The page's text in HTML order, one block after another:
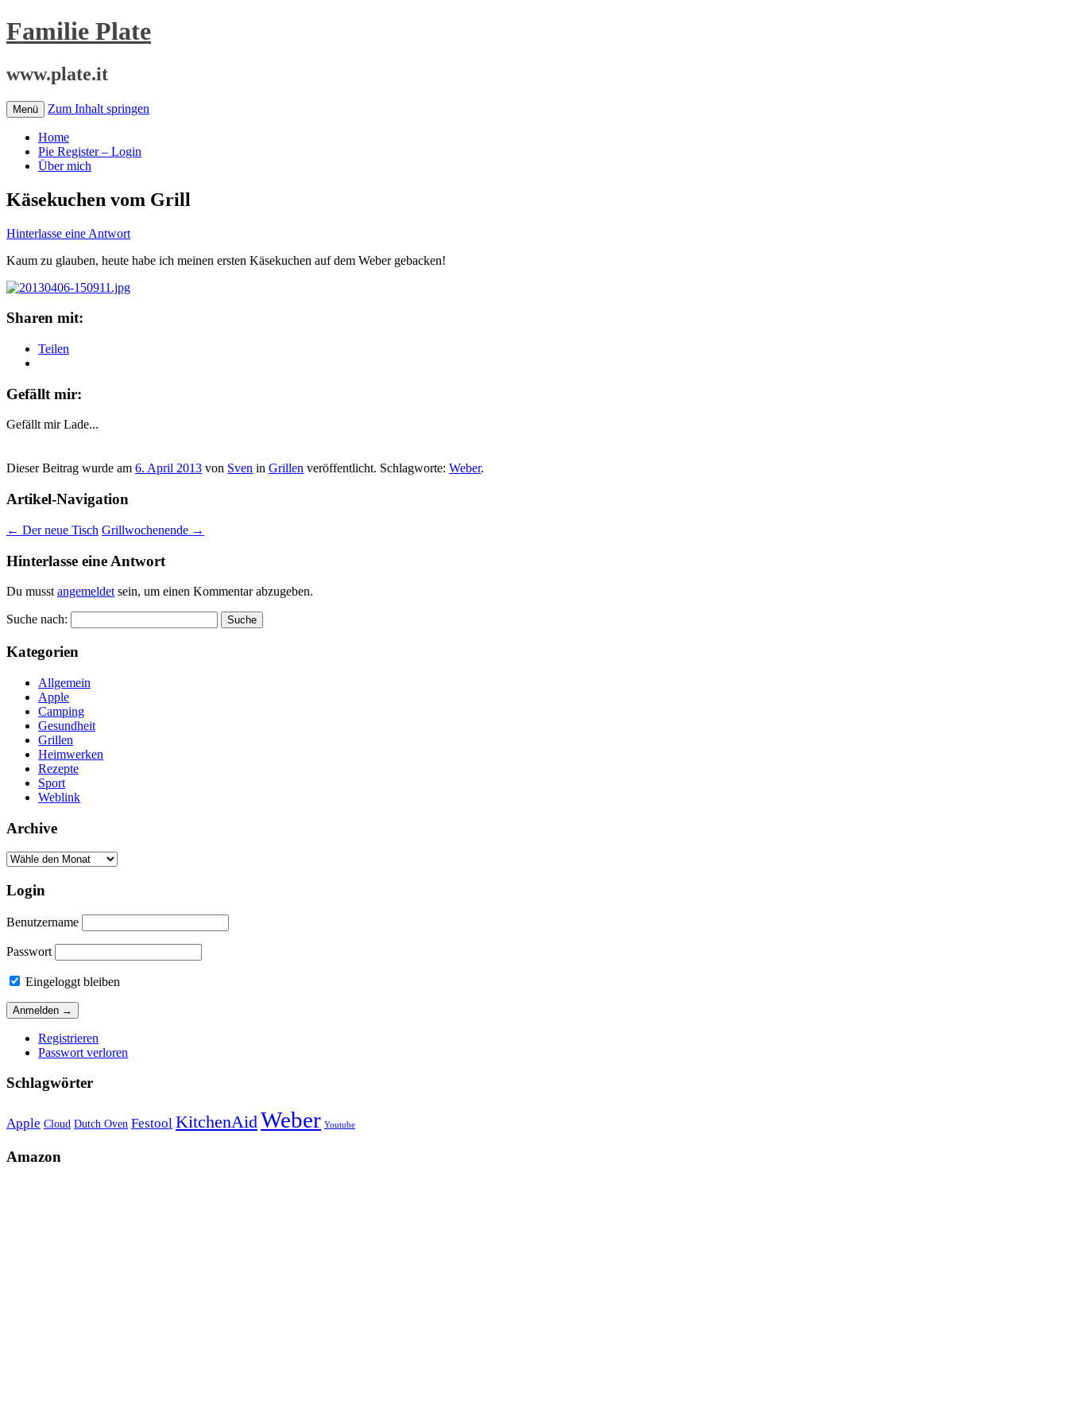
Familie Plate
www.plate.it
Menü Zum Inhalt springen
Home
Pie Register – Login
Über mich
Käsekuchen vom Grill
Hinterlasse eine Antwort
Kaum zu glauben, heute habe ich meinen ersten Käsekuchen auf dem Weber gebacken!
Sharen mit:
Teilen
Gefällt mir:
Gefällt mir Lade...
Dieser Beitrag wurde am 6. April 2013 von Sven in Grillen veröffentlicht. Schlagworte: Weber.
Artikel-Navigation
← Der neue Tisch Grillwochenende →
Hinterlasse eine Antwort
Du musst angemeldet sein, um einen Kommentar abzugeben.
Suche nach:
Kategorien
Allgemein
Apple
Camping
Gesundheit
Grillen
Heimwerken
Rezepte
Sport
Weblink
Archive
Login
Benutzername
Passwort
Eingeloggt bleiben
Registrieren
Passwort verloren
Schlagwörter
Apple Cloud Dutch Oven Festool KitchenAidWeber Youtube
Amazon